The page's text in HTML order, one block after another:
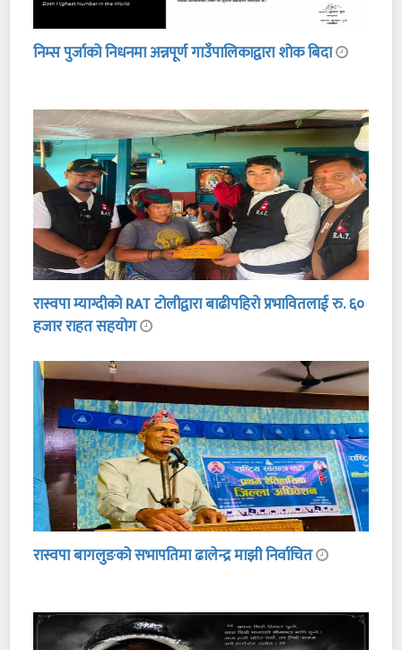
निम्स पुर्जाको निधनमा अन्नपूर्ण गाउँपालिकाद्वारा शोक बिदा
रास्वपा म्याग्दीको RAT टोलीद्वारा बाढीपहिरो प्रभावितलाई रु. ६०
हजार राहत सहयोग
रास्वपा बागलुङको सभापतिमा ढालेन्द्र माझी निर्वाचित